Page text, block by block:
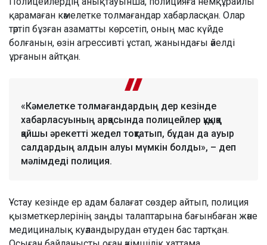
қарамаған кәмелетке толмағандар хабарласқан. Олар
тәртіп бұзған азаматты көрсетіп, оның мас күйде
болғанын, өзін агрессивті ұстап, жанындағы әйелді
ұрғанын айтқан.
«Кәмелетке толмағандардың дер кезінде
хабарласуының арқасында полицейлер құқыққа
қайшы әрекетті жедел тоқтатып, бұдан да ауыр
салдардың алдын алуы мүмкін болды», – деп
мәлімдеді полиция.
Ұстау кезінде ер адам балағат сөздер айтып, полиция
қызметкерлерінің заңды талаптарына бағынбаған және
медициналық куәландырудан өтуден бас тартқан.